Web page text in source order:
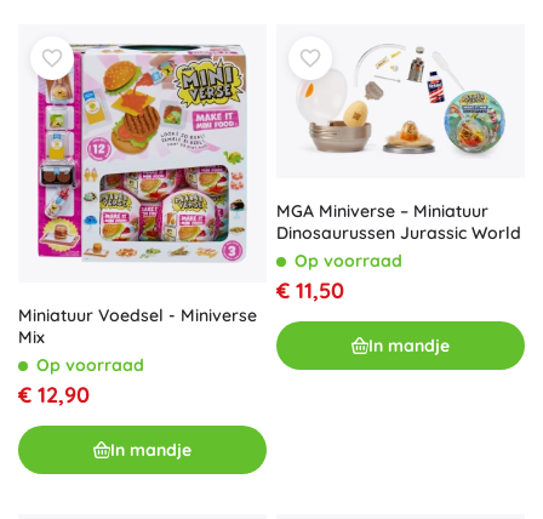
Miniatuur Voedsel - Miniverse
Mix
Op voorraad
€ 12,90
In mandje
MGA Miniverse – Miniatuur
Dinosaurussen Jurassic World
Op voorraad
€ 11,50
In mandje